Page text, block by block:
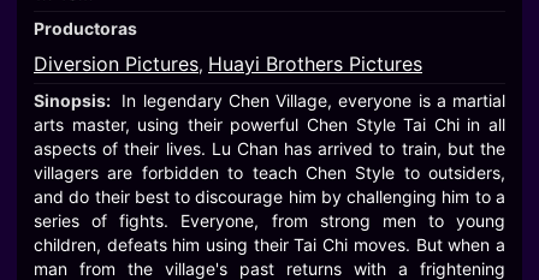
Productoras
Diversion Pictures, Huayi Brothers Pictures
Sinopsis: In legendary Chen Village, everyone is a martial
arts master, using their powerful Chen Style Tai Chi in all
aspects of their lives. Lu Chan has arrived to train, but the
villagers are forbidden to teach Chen Style to outsiders,
and do their best to discourage him by challenging him to a
series of fights. Everyone, from strong men to young
children, defeats him using their Tai Chi moves. But when a
man from the village's past returns with a frightening